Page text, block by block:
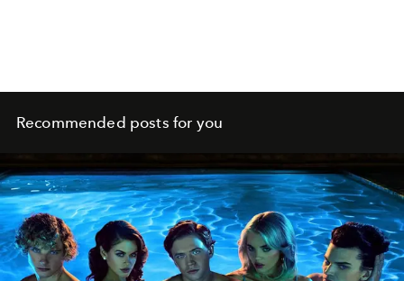
Recommended posts for you